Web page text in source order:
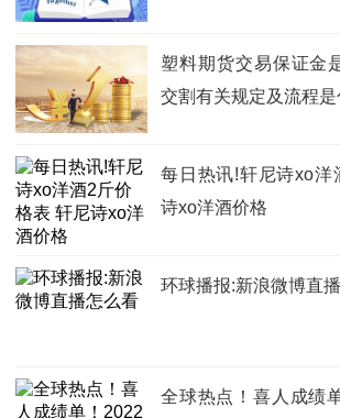
塑料期货交易保证金
交割有关规定及流程是
每日热讯!轩尼诗xo洋
诗xo洋酒价格
环球播报:新浪微博直
全球热点！喜人成绩